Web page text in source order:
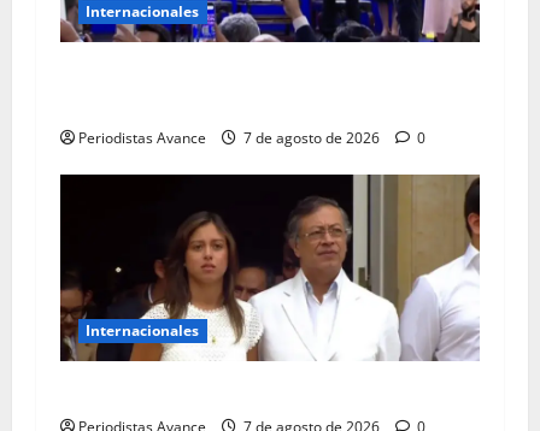
Internacionales
Periodistas Avance 7 de agosto de 2026 0
Internacionales